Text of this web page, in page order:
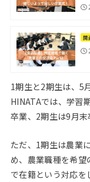
関
1期生と2期生は、5
HINATAでは、学習
卒業、2期生は9月末
ただ、1期生は農業
め、農業職種を希
で在籍という対応